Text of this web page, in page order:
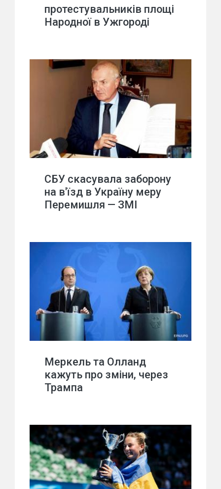
протестувальників площі
Народної в Ужгороді
СБУ скасувала заборону
на в'їзд в Україну меру
Перемишля — ЗМІ
Меркель та Олланд
кажуть про зміни, через
Трампа